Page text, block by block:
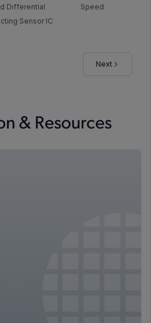
Differential
Sensor IC
Speed
Next
& Resources